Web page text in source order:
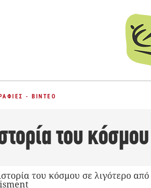
- ΒΊΝΤΕΟ
του
του κόσμου σε λιγότερο